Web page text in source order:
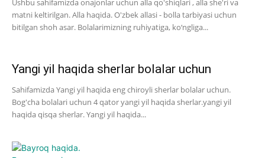
Ushbu sahifamizda onajonlar uchun alla qo'shiqlari , alla she'ri va
matni keltirilgan. Alla haqida. O'zbek allasi - bolla tarbiyasi uchun
bitilgan shoh asar. Bolalarimizning ruhiyatiga, ko‘ngliga...
Yangi yil haqida sherlar bolalar uchun
Sahifamizda Yangi yil haqida eng chiroyli sherlar bolalar uchun.
Bog'cha bolalari uchun 4 qator yangi yil haqida sherlar.yangi yil
haqida qisqa sherlar. Yangi yil haqida...